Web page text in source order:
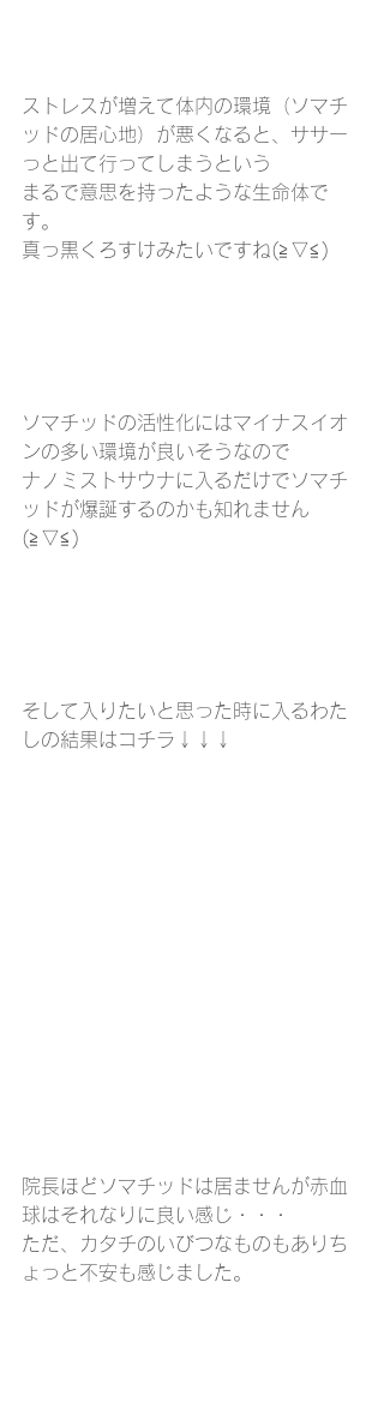
ストレスが増えて体内の環境（ソマチ
ッドの居心地）が悪くなると、ササー
っと出て行ってしまうという
まるで意思を持ったような生命体で
す。
真っ黒くろすけみたいですね(≧▽≦)
ソマチッドの活性化にはマイナスイオ
ンの多い環境が良いそうなので
ナノミストサウナに入るだけでソマチ
ッドが爆誕するのかも知れません
(≧▽≦)
そして入りたいと思った時に入るわた
しの結果はコチラ↓↓↓
院長ほどソマチッドは居ませんが赤血
球はそれなりに良い感じ・・・
ただ、カタチのいびつなものもありち
ょっと不安も感じました。